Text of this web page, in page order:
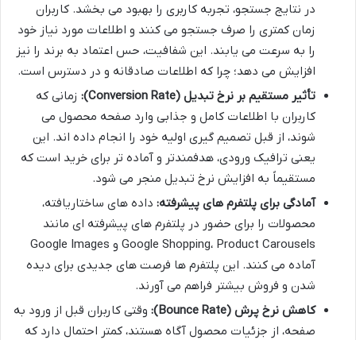
در نتایج جستجو، تجربه کاربری را بهبود می بخشد. کاربران
زمان کمتری را صرف جستجو می کنند و اطلاعات مورد نیاز خود
را به سرعت می یابند. این شفافیت، حس اعتماد به برند را نیز
افزایش می دهد؛ چرا که اطلاعات صادقانه و در دسترس است.
تأثیر مستقیم بر نرخ تبدیل (Conversion Rate):
زمانی که
کاربران با اطلاعات کامل و جذابی وارد صفحه محصول می
شوند، از قبل تصمیم گیری اولیه خود را انجام داده اند. این
یعنی ترافیک ورودی، هدفمندتر و آماده تر برای خرید است که
مستقیماً به افزایش نرخ تبدیل منجر می شود.
آمادگی برای پلتفرم های پیشرفته: داده های ساختاریافته،
محصولات را برای حضور در پلتفرم های پیشرفته ای مانند
Google Shopping، Product Carousels و Google Images
آماده می کنند. این پلتفرم ها فرصت های جدیدی برای دیده
شدن و فروش بیشتر فراهم می آورند.
کاهش نرخ پرش (Bounce Rate):
وقتی کاربران قبل از ورود به
صفحه، از جزئیات محصول آگاه هستند، کمتر احتمال دارد که